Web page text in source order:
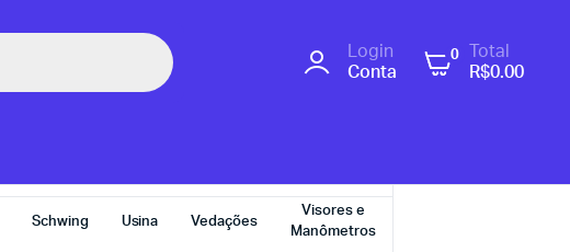
Login
Conta
0
Total
R$0.00
Schwing Usina Vedações
Visores e
Manômetros